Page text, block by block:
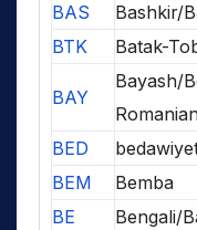
BAS
Bashkir/
BTK
Batak-
BAY
Bayash/
BED
BEM
Bemba
BE
Bengali/